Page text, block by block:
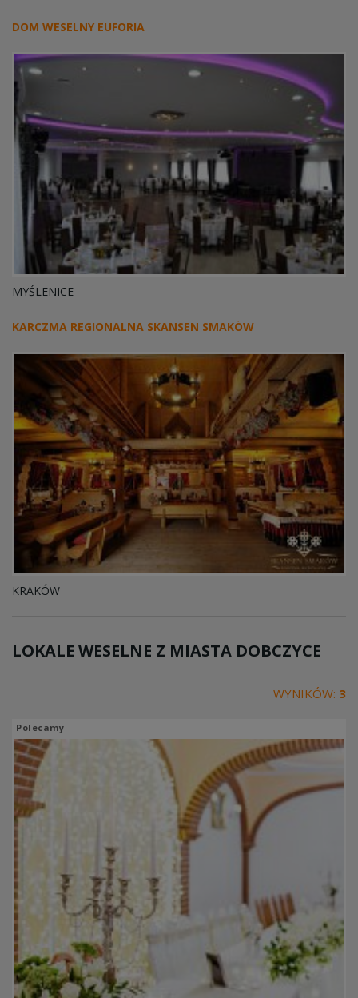
DOM WESELNY EUFORIA
MYŚLENICE
KARCZMA REGIONALNA SKANSEN SMAKÓW
KRAKÓW
LOKALE WESELNE Z MIASTA DOBCZYCE
WYNIKÓW: 3
Polecamy